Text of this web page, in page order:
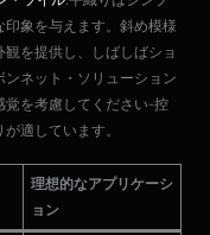
象を与えます。斜め模様
を提供し、しばしばショ
ネット・ソリューション
を考慮してください-控
適しています。
理想的なアプリケーシ
ョン